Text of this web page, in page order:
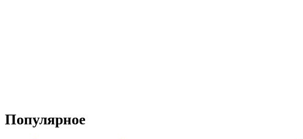
Популярное